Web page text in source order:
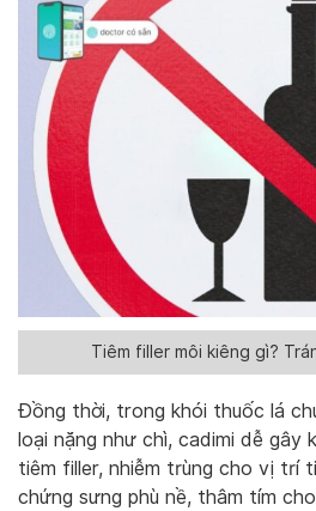
Tiêm filler môi kiêng gì?
Đồng thời, trong khói thuốc lá
loại nặng như chì, cadimi dễ gây
tiêm filler, nhiễm trùng cho vị trí
chứng sưng phù nề, thâm tím